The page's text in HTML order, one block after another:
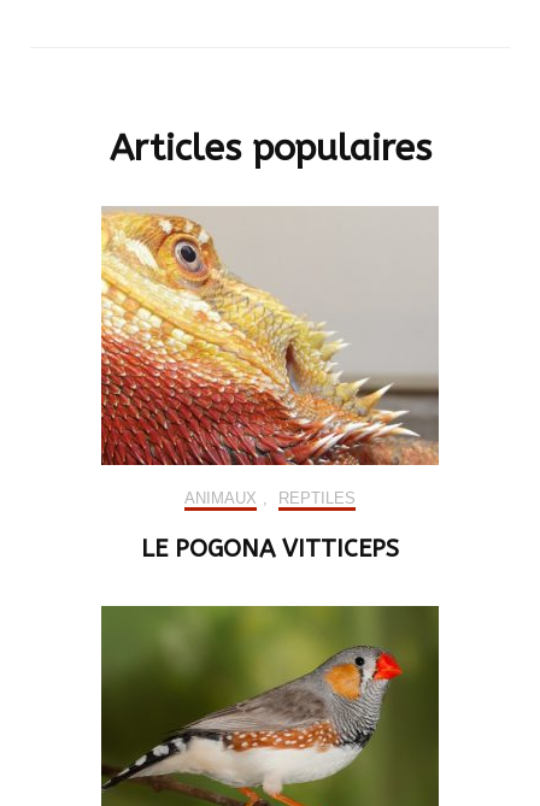
Articles populaires
ANIMAUX REPTILES
LE POGONA VITTICEPS